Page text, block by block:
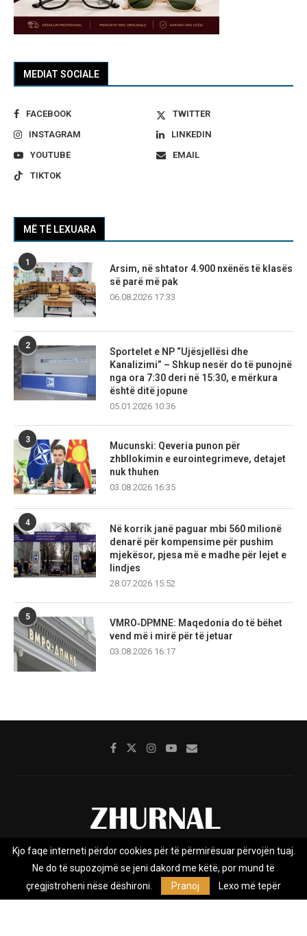
MEDIAT SOCIALE
FACEBOOK
TWITTER
INSTAGRAM
LINKEDIN
YOUTUBE
EMAIL
TIKTOK
MË TË LEXUARA
1
Arsim, në shtator 4.900 nxënës të klasës
së parë më pak
06.08.2026 17:33
2
Sportelet e NP “Ujësjellësi dhe
Kanalizimi” – Shkup nesër do të punojnë
nga ora 7:30 deri në 15:30, e mërkura
është ditë jopune
05.01.2026 10:36
3
Mucunski: Qeveria punon për
zhbllokimin e eurointegrimeve, detajet
nuk thuhen
03.08.2026 16:35
4
Në korrik janë paguar mbi 560 milionë
denarë për kompensime për pushim
mjekësor, pjesa më e madhe për lejet e
lindjes
28.07.2026 15:52
5
VMRO‑DPMNE: Maqedonia do të bëhet
vend më i mirë për të jetuar
03.08.2026 16:17
Rreth nesh Impresumi Marketing
Kontakt
Privacy Policy
Zhurnal.mk është Agjenci e Lajmeve e pavarur, e themeluar në vitin
Kjo faqe interneti përdor cookies për të përmirësuar përvojën tuaj.
Ne do të supozojmë se jeni dakord me këtë, por mund të
çregjistroheni nëse dëshironi.
Pranoj Lexo më tepër